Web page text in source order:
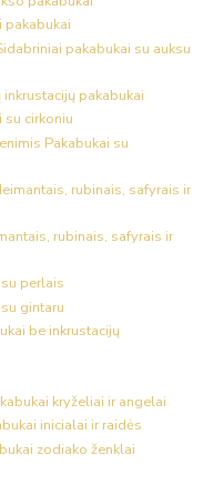
pakabukai
pakabukai su auksu
inkrustacijų pakabukai
su cirkoniu
Pakabukai su
rubinais, safyrais ir
perlais
gintaru
be inkrustacijų
kryželiai ir angelai
inicialai ir raidės
zodiako ženklai